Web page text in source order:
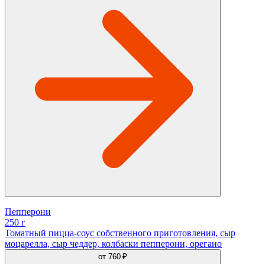
Пепперони
250 г
Томатный пицца-соус собственного приготовления, сыр
моцарелла, сыр чеддер, колбаски пепперони, орегано
от 760 ₽